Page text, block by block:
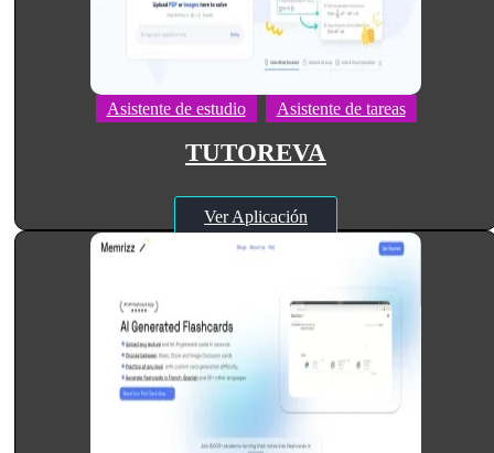
Asistente de estudio Asistente de tareas
TUTOREVA
Ver Aplicación